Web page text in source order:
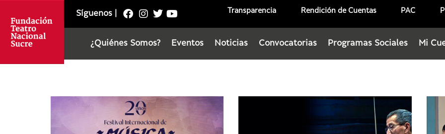
Síguenos Transparencia Rendición de Cuentas PAC
¿Quiénes Somos? Eventos Noticias Convocatorias Programas Sociales Mi